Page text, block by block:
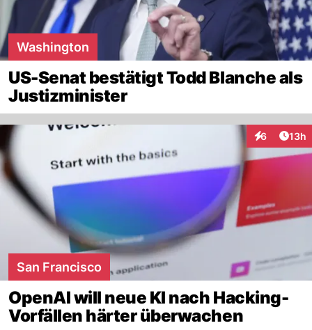
Washington
US-Senat bestätigt Todd Blanche als
Justizminister
6
Interaktionen
13h
San Francisco
OpenAI will neue KI nach Hacking-
Vorfällen härter überwachen